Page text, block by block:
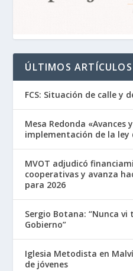
ÚLTIMOS ARTÍCULOS
FCS: Situación de calle y
Mesa Redonda «Avances
implementación de la ley
MVOT adjudicó
cooperativas y avanza
para 2026
Sergio Botana: “Nunca
Gobierno”
Iglesia Metodista en
de jóvenes